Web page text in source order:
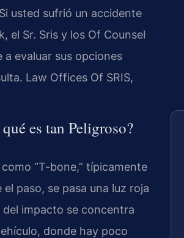
usted sufrió un accidente
el Sr. Sris y los Of Counsel
a evaluar sus opciones
Law Offices Of SRIS,
es tan Peligroso?
“T-bone,” típicamente
paso, se pasa una luz roja
impacto se concentra
donde hay poco